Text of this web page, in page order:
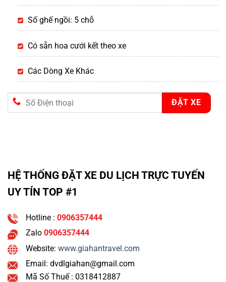
Số ghế ngồi: 5 chỗ
Có sẵn hoa cưới kết theo xe
Các Dòng Xe Khác
HỆ THỐNG ĐẶT XE DU LỊCH TRỰC TUYẾN
UY TÍN TOP #1
Hotline : 0906357444
Zalo 0906357444
Website: www.giahantravel.com
Email: dvdlgiahan@gmail.com
Mã Số Thuế : 0318412887